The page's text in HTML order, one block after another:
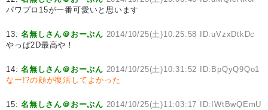
パワプロ15が一番可愛いと思います
13:名無しさん＠おーぷん 2014/10/25(土)10:25:58 ID:uVzxDtkDc
やっぱ2D最高や！
14:名無しさん＠おーぷん 2014/10/25(土)10:31:52 ID:BpQyQ9Qo1
なー!?の顔が復活してよかった
15:名無しさん＠おーぷん 2014/10/25(土)11:03:17 ID:IWtBwQEmU